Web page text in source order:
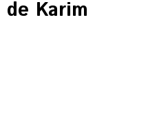
de Karim